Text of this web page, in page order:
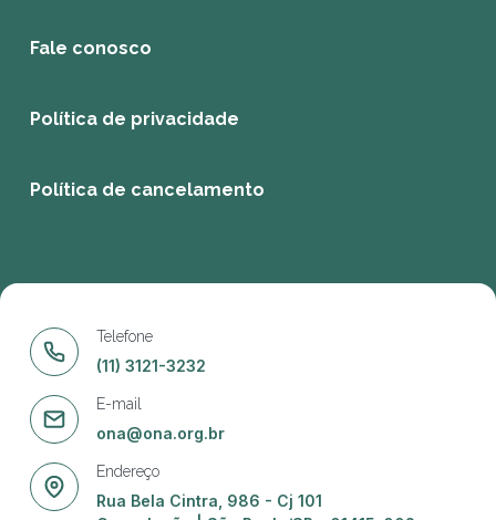
Fale conosco
Política de privacidade
Política de cancelamento
Telefone
(11) 3121-3232
E-mail
ona@ona.org.br
Endereço
Rua Bela Cintra, 986 - Cj 101